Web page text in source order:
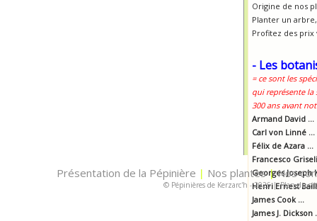
Origine de nos
Planter un
Profitez des
- Les
= ce sont les
qui représente la
300 ans avant
Armand David ...
Carl von Linné ...
Félix de Azara ...
Francesco
Georges Joseph
Henri Ernest
James Cook ...
James J. Dickson
Présentation de la Pépinière | Nos plantes|Nos
© Pépinières de Kerzarc'h - 2026|Plan du